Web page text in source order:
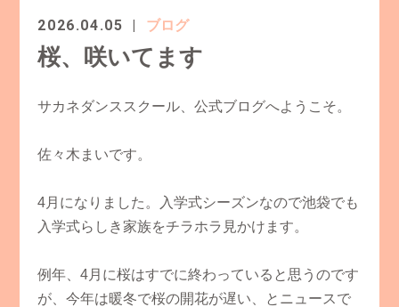
2026.04.05 ブログ
桜、咲いてます
サカネダンススクール、公式ブログへようこそ。
佐々木まいです。
4月になりました。入学式シーズンなので池袋でも
入学式らしき家族をチラホラ見かけます。
例年、4月に桜はすでに終わっていると思うのです
が、今年は暖冬で桜の開花が遅い、とニュースで